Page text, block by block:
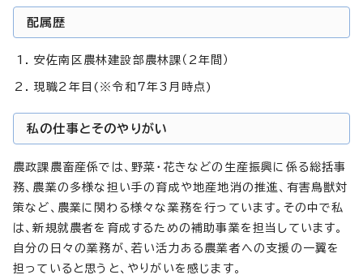
配属歴
安佐南区農林建設部農林課（2年間）
現職2年目(※令和7年3月時点)
私の仕事とそのやりがい
農政課農畜産係では、野菜・花きなどの生産振興に係る総括事
務、農業の多様な担い手の育成や地産地消の推進、有害鳥獣対
策など、農業に関わる様々な業務を行っています。その中で私
は、新規就農者を育成するための補助事業を担当しています。
自分の日々の業務が、若い活力ある農業者への支援の一翼を
担っていると思うと、やりがいを感じます。